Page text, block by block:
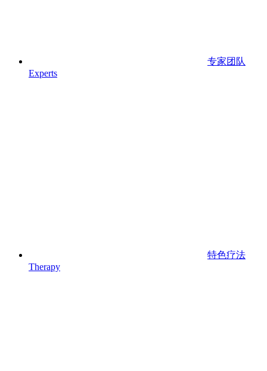
专家团队
Experts
特色疗法
Therapy